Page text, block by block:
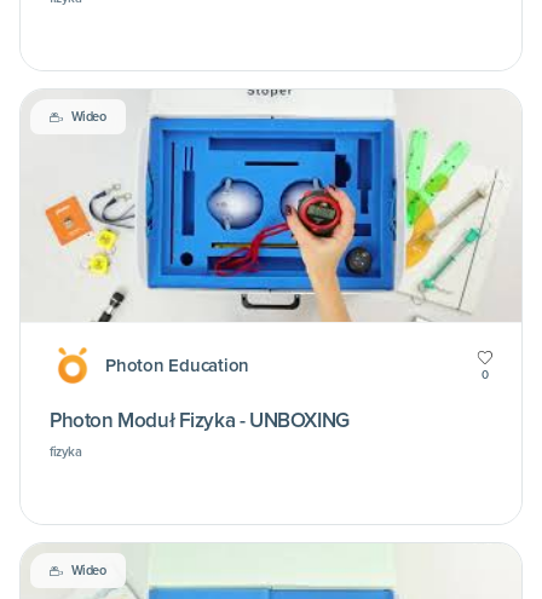
Wideo
Photon Education 0
Photon Moduł Fizyka - UNBOXING
fizyka
Wideo